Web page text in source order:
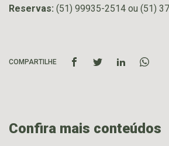
Reservas: (51) 99935-2514 ou (51)
COMPARTILHE
Confira mais conteúdos